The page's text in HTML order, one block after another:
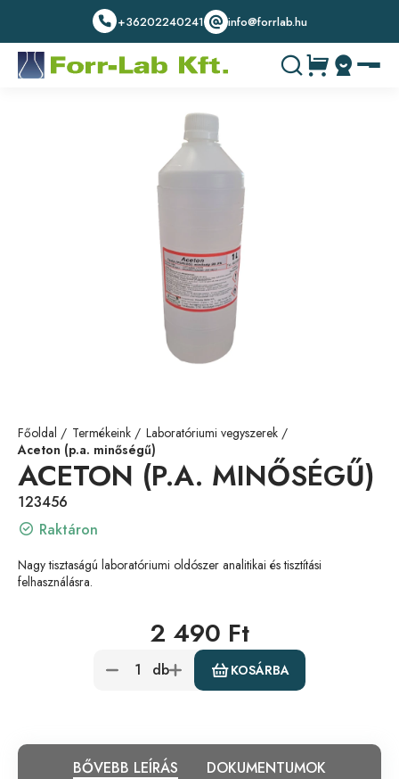
+36202240241 info@forrlab.hu
Főoldal Termékeink
Laboratóriumi vegyszerek
Aceton (p.a. minőségű)
ACETON (P.A. MINŐSÉGŰ)
123456
Raktáron
Nagy tisztaságú laboratóriumi oldószer analitikai és tisztítási
felhasználásra.
2 490 Ft
db KOSÁRBA
BŐVEBB LEÍRÁS DOKUMENTUMOK